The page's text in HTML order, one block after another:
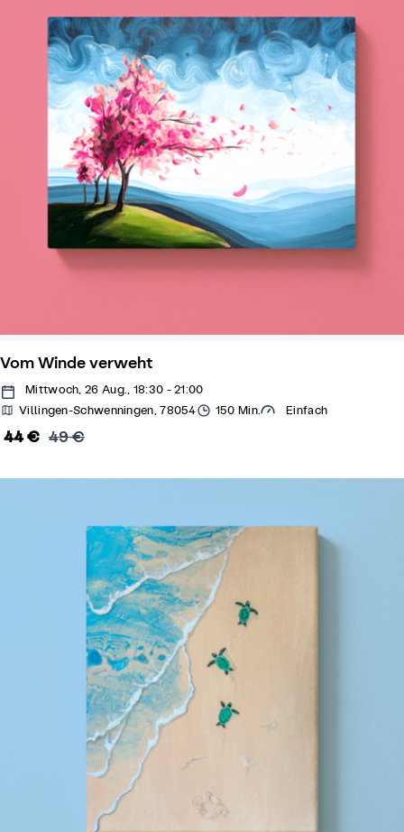
Vom Winde verweht
Mittwoch, 26 Aug., 18:30 - 21:00
Villingen-Schwenningen, 78054
150 Min. Einfach
44 € 49 €